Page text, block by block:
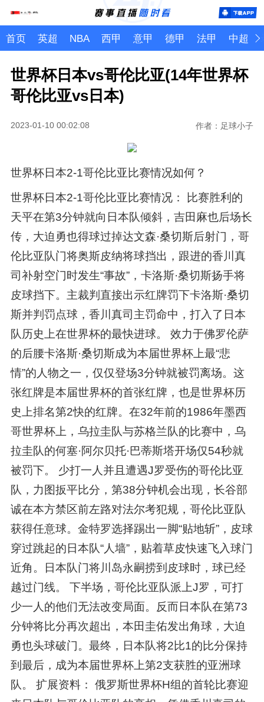
首页 英超 NBA 西甲 意甲 德甲 法甲 中超
世界杯日本vs哥伦比亚(14年世界杯
哥伦比亚vs日本)
2023-01-10 00:02:08 作者：足球小子
世界杯日本2-1哥伦比亚比赛情况如何？
世界杯日本2-1哥伦比亚比赛情况： 比赛胜利的
天平在第3分钟就向日本队倾斜，吉田麻也后场长
传，大迫勇也得球过掉达文森·桑切斯后射门，哥
伦比亚队门将奥斯皮纳将球挡出，跟进的香川真
司补射空门时发生“事故”，卡洛斯·桑切斯扬手将
皮球挡下。主裁判直接出示红牌罚下卡洛斯·桑切
斯并判罚点球，香川真司主罚命中，打入了日本
队历史上在世界杯的最快进球。 效力于佛罗伦萨
的后腰卡洛斯·桑切斯成为本届世界杯上最“悲
情”的人物之一，仅仅登场3分钟就被罚离场。这
张红牌是本届世界杯的首张红牌，也是世界杯历
史上排名第2快的红牌。在32年前的1986年墨西
哥世界杯上，乌拉圭队与苏格兰队的比赛中，乌
拉圭队的何塞·阿尔贝托·巴蒂斯塔开场仅54秒就
被罚下。 少打一人并且遭遇J罗受伤的哥伦比亚
队，力图扳平比分，第38分钟机会出现，长谷部
诚在本方禁区前左路对法尔考犯规，哥伦比亚队
获得任意球。金特罗选择踢出一脚“贴地斩”，皮球
穿过跳起的日本队“人墙”，贴着草皮快速飞入球门
近角。日本队门将川岛永嗣捞到皮球时，球已经
越过门线。 下半场，哥伦比亚队派上J罗，可打
少一人的他们无法改变局面。反而日本队在第73
分钟将比分再次超出，本田圭佑发出角球，大迫
勇也头球破门。最终，日本队将2比1的比分保持
到最后，成为本届世界杯上第2支获胜的亚洲球
队。 扩展资料： 俄罗斯世界杯H组的首轮比赛迎